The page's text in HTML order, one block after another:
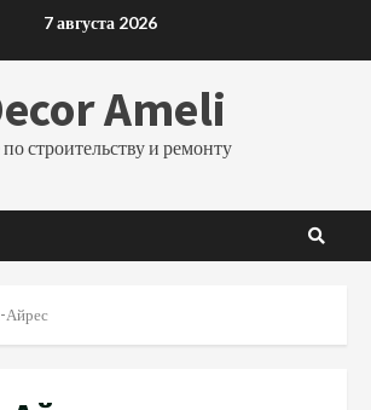
7 августа 2026
Ameli
строительству и ремонту
Айрес